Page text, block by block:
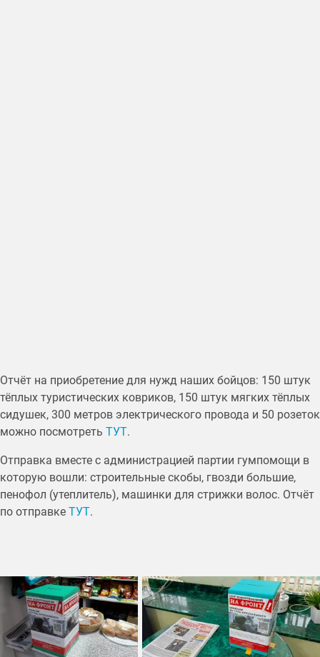
Отчёт на приобретение для нужд наших бойцов: 150 штук
тёплых туристических ковриков, 150 штук мягких тёплых
сидушек, 300 метров электрического провода и 50 розеток
можно посмотреть ТУТ.
Отправка вместе с администрацией партии гумпомощи в
которую вошли: строительные скобы, гвозди большие,
пенофол (утеплитель), машинки для стрижки волос. Отчёт
по отправке ТУТ.